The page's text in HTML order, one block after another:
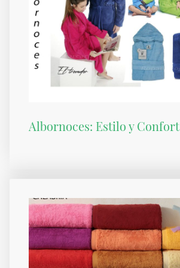
Albornoces: Estilo y Confort